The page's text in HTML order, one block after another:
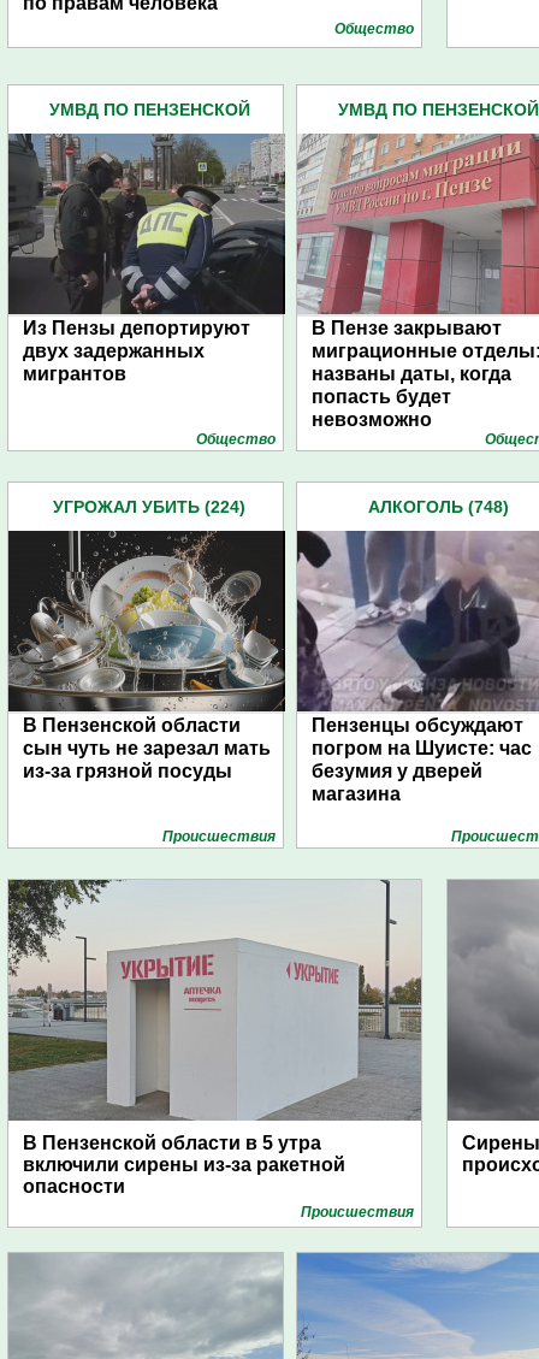
Общество
УМВД ПО ПЕНЗЕНСКОЙ
Из Пензы депортируют
двух задержанных
мигрантов
Общество
УМВД ПО ПЕНЗЕНСКОЙ
В Пензе закрывают
миграционные
названы даты, когда
попасть будет
невозможно
УГРОЖАЛ УБИТЬ (224)
В Пензенской области
сын чуть не зарезал мать
из-за грязной посуды
Проиcшествия
АЛКОГОЛЬ (748)
Пензенцы обсуждают
погром на Шуисте: час
безумия у дверей
магазина
В Пензенской области в 5 утра
включили сирены из-за ракетной
опасности
Проиcшествия
Сирены